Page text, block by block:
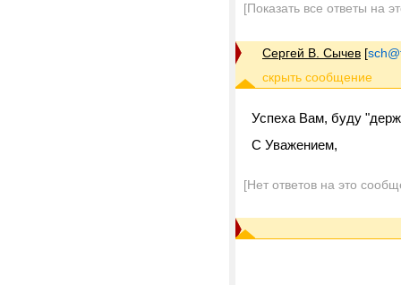
[Показать все ответы на
Сергей В. Сычев [
Успеха Вам, буду
C Уважением,
[Нет ответов на это